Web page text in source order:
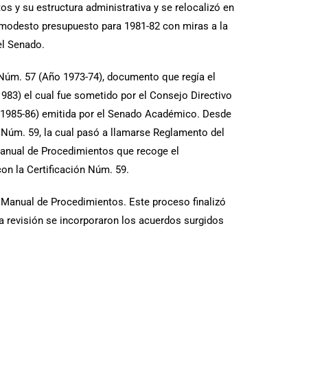
y su estructura administrativa y se relocalizó en
presupuesto para 1981-82 con miras a la
Senado.
57 (Año 1973-74), documento que regía el
el cual fue sometido por el Consejo Directivo
86) emitida por el Senado Académico. Desde
59, la cual pasó a llamarse Reglamento del
de Procedimientos que recoge el
la Certificación Núm. 59.
de Procedimientos. Este proceso finalizó
revisión se incorporaron los acuerdos surgidos